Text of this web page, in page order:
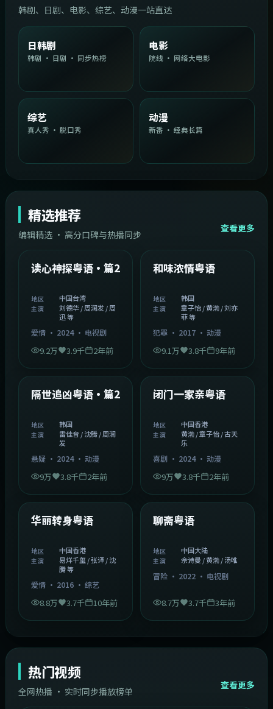
韩剧、日剧、电影、综艺、动漫一站直达
日韩剧
韩剧 · 日剧 · 同步热榜
电影
院线 · 网络大电影
综艺
真人秀 · 脱口秀
动漫
新番 · 经典长篇
精选推荐
编辑精选 · 高分口碑与热播同步
查看更多
精选
中国台湾 1:54:36
读心神探粤语·篇2
地区 中国台湾
主演
刘德华 / 周润发 / 周
迅 等
爱情· 2024· 电视剧
9.2万 3.9千 2年前
精选
2:08:51
和味浓情粤语
地区 韩国
主演
章子怡 / 黄渤 / 刘亦
菲 等
犯罪· 2017· 动漫
9.1万 3.8千 9年前
精选
隔世追凶粤语·篇2
地区 韩国
主演
雷佳音 / 沈腾 / 周润
发
悬疑· 2024· 动漫
9万 3.8千 2年前
精选
闭门一家亲粤语
地区 中国香港
主演
黄渤 / 章子怡 / 古天
乐
喜剧· 2024· 动漫
9万 3.8千 2年前
精选
华丽转身粤语
地区 中国香港
主演
易烊千玺 / 张译 / 沈
腾 等
爱情· 2016· 综艺
8.8万 3.7千 10年前
精选
聊斋粤语
地区 中国大陆
主演 佘诗曼 / 黄渤 / 汤唯
冒险· 2022· 电视剧
8.7万 3.7千 3年前
热门视频
全网热播 · 实时同步播放榜单
查看更多
韩国 44:14